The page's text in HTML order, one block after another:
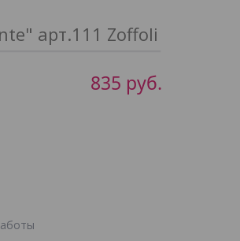
арт.111 Zoffoli
835 руб.